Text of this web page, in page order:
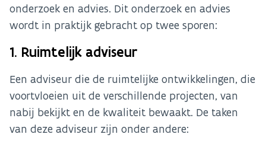
onderzoek en advies. Dit onderzoek en advies
wordt in praktijk gebracht op twee sporen:
1. Ruimtelijk adviseur
Een adviseur die de ruimtelijke ontwikkelingen, die
voortvloeien uit de verschillende projecten, van
nabij bekijkt en de kwaliteit bewaakt. De taken
van deze adviseur zijn onder andere: